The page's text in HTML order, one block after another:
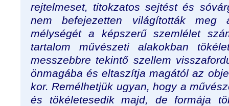
rejtelmeset, titokzatos sejtést és
nem befejezetten világították
mélységét a képszerű szemlélet
tartalom művészeti alakokban
messzebbre tekintő szellem
önmagába és eltaszítja magától az
kor. Remélhetjük ugyan, hogy a
és tökéletesedik majd, de formája